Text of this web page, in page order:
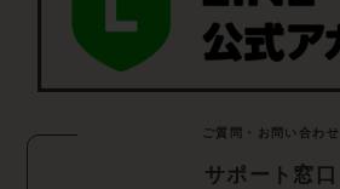
ご質問・お問い合わせ
サポート窓口